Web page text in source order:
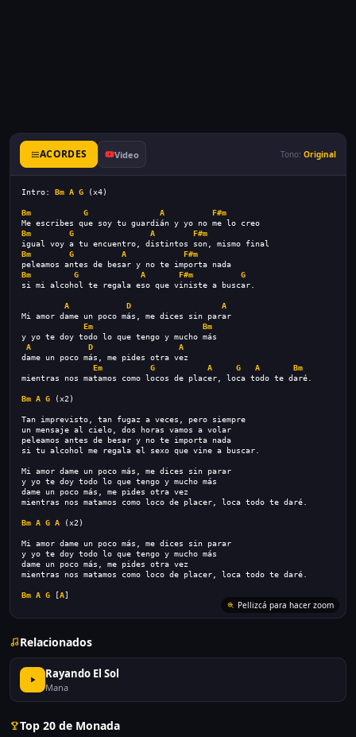
ACORDES Video Tono: Original
Intro: Bm A G (x4)
Bm G A
F#m
Me escribes que soy tu guardián y yo no me lo creo
Bm
G A
F#m
igual voy a tu encuentro, distintos son, mismo final
Bm
G A
F#m
peleamos antes de besar y no te importa nada
Bm
G A F#m
G
si mi alcohol te regala eso que viniste a buscar.
A D
A
Mi amor dame un poco más, me dices sin parar
Em
Bm
y yo te doy todo lo que tengo y mucho más
A
D
A
dame un poco más, me pides otra vez
Em
G A G A
Bm
mientras nos matamos como locos de placer, loca todo te daré.
Bm A G (x2)
Tan imprevisto, tan fugaz a veces, pero siempre
un mensaje al cielo, dos horas vamos a volar
peleamos antes de besar y no te importa nada
si tu alcohol me regala el sexo que vine a buscar.
Mi amor dame un poco más, me dices sin parar
y yo te doy todo lo que tengo y mucho más
dame un poco más, me pides otra vez
mientras nos matamos como loco de placer, loca todo te daré.
Bm A G A (x2)
Mi amor dame un poco más, me dices sin parar
y yo te doy todo lo que tengo y mucho más
dame un poco más, me pides otra vez
mientras nos matamos como loco de placer, loca todo te daré.
Bm A G [A]
Pellizcá para hacer zoom
Relacionados
Rayando El Sol
Mana
Top 20 de Monada